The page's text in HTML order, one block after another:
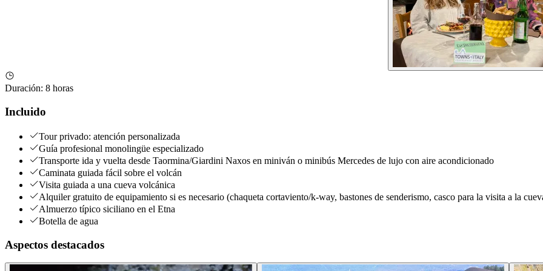
Duración: 8 horas
Incluido
Tour privado: atención personalizada
Guía profesional monolingüe especializado
Transporte ida y vuelta desde Taormina/Giardini Naxos en miniván o minibús Mercedes de lujo con aire acondicionado
Caminata guiada fácil sobre el volcán
Visita guiada a una cueva volcánica
Alquiler gratuito de equipamiento si es necesario (chaqueta cortaviento/k-way, bastones de senderismo, casco para la visita a la
Almuerzo típico siciliano en el Etna
Botella de agua
Aspectos destacados